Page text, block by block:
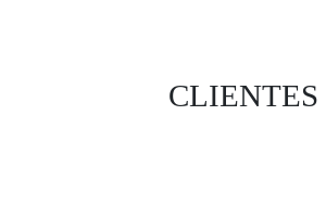
CLIENTES